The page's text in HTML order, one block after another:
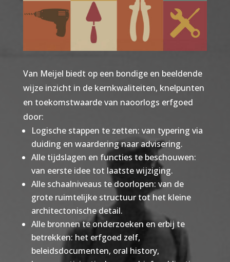
Van Meijel biedt op een bondige en beeldende
wijze inzicht in de kernkwaliteiten, knelpunten
en toekomstwaarde van naoorlogs erfgoed
door:
Logische stappen te zetten: van typering via
duiding en waardering naar advisering.
Alle tijdslagen en functies te beschouwen:
van eerste idee tot laatste wijziging.
Alle schaalniveaus te doorlopen: van de
grote ruimtelijke structuur tot het kleine
architectonische detail.
Alle bronnen te onderzoeken en erbij te
betrekken: het erfgoed zelf,
beleidsdocumenten, oral history,